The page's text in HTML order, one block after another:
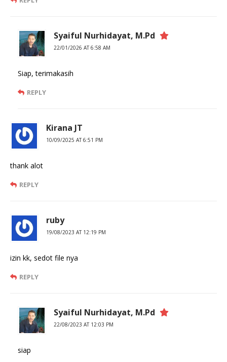
Syaiful Nurhidayat, M.Pd
22/01/2026 AT 6:58 AM
Siap, terimakasih
REPLY
Kirana JT
10/09/2025 AT 6:51 PM
thank alot
REPLY
ruby
19/08/2023 AT 12:19 PM
izin kk, sedot file nya
REPLY
Syaiful Nurhidayat, M.Pd
22/08/2023 AT 12:03 PM
siap